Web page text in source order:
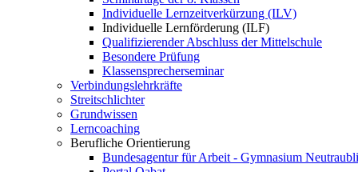
Individuelle Lernzeitverkürzung (ILV)
Individuelle Lernförderung (ILF)
Qualifizierender Abschluss der Mittelschule
Besondere Prüfung
Klassensprecherseminar
Verbindungslehrkräfte
Streitschlichter
Grundwissen
Lerncoaching
Berufliche Orientierung
Bundesagentur für Arbeit - Gymnasium